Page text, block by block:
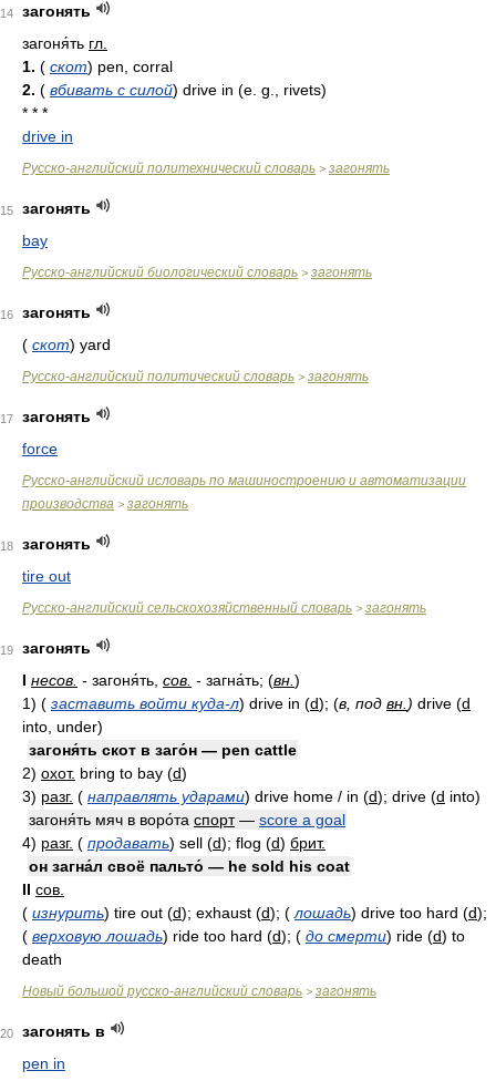
14
загонять
загоня́ть гл.
1. ( скот) pen, corral
2. ( вбивать с силой) drive in (e. g., rivets)
* * *
drive in
Русско-английский политехнический словарь > загонять
15
загонять
bay
Русско-английский биологический словарь > загонять
16
загонять
( скот) yard
Русско-английский политический словарь > загонять
17
загонять
force
Русско-английский исловарь по машиностроению и автоматизации
производства > загонять
18
загонять
tire out
Русско-английский сельскохозяйственный словарь > загонять
19
загонять
I несов. - загоня́ть, сов. - загна́ть; (вн. )
1) ( заставить войти куда-л) drive in (d); (в, под вн. ) drive (d
into, under)
загоня́ть скот в заго́н — pen cattle
2) охот. bring to bay (d)
3) разг. ( направлять ударами) drive home / in (d); drive (d into)
загоня́ть мяч в воро́та спорт— score a goal
4) разг. ( продавать) sell (d); flog (d) брит.
он загна́л своё пальто́ — he sold his coat
II сов.
( изнурить) tire out (d); exhaust (d); ( лошадь) drive too hard (d);
( верховую лошадь) ride too hard (d); ( до смерти) ride (d) to
death
Новый большой русско-английский словарь > загонять
20
загонять в
pen in